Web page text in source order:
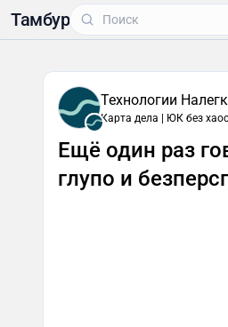
Тамбур
Технологии
Карта дела | ЮК без
Ещё один раз
глупо и